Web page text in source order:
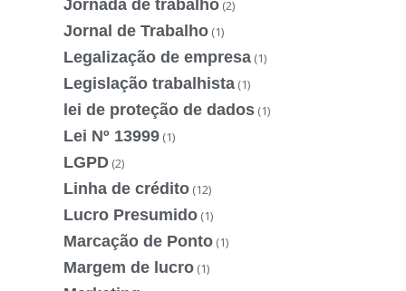
Jornada de trabalho (2)
Jornal de Trabalho (1)
Legalização de empresa (1)
Legislação trabalhista (1)
lei de proteção de dados (1)
Lei Nº 13999 (1)
LGPD (2)
Linha de crédito (12)
Lucro Presumido (1)
Marcação de Ponto (1)
Margem de lucro (1)